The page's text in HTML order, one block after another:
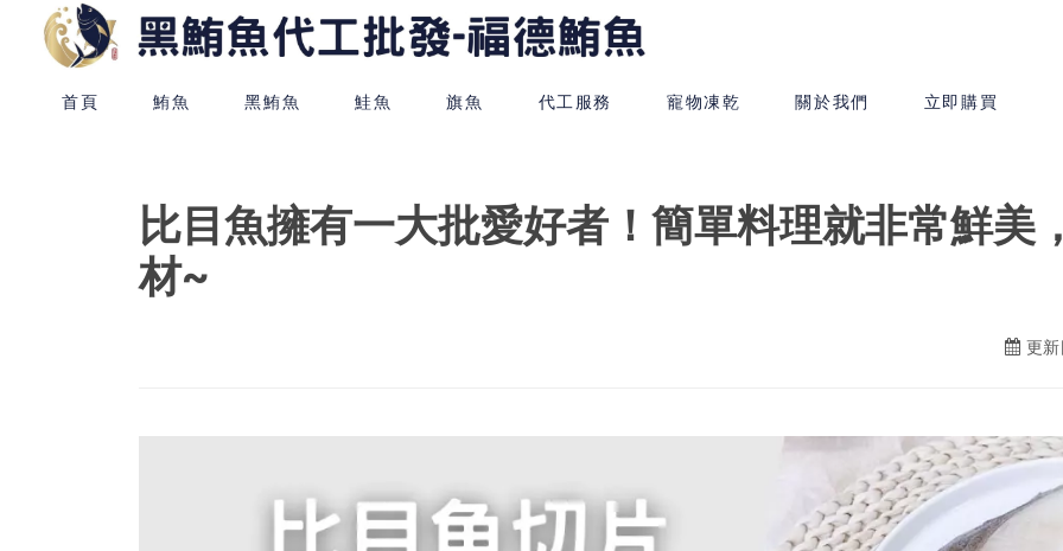
首頁 鮪魚 黑鮪魚 鮭魚 旗魚 代工服務 寵物凍乾 關於我們 立即購買
比目魚擁有一大批愛好者！簡單料理就非常鮮美
材~
更